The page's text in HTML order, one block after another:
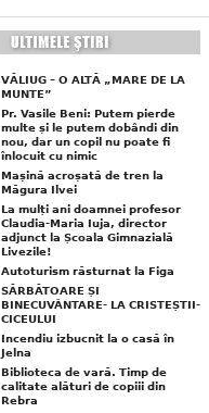
VĂLIUG – O ALTĂ „MARE DE LA
MUNTE”
Pr. Vasile Beni: Putem pierde
multe și le putem dobândi din
nou, dar un copil nu poate fi
înlocuit cu nimic
Mașină acroșată de tren la
Măgura Ilvei
La mulți ani doamnei profesor
Claudia-Maria Iuja, director
adjunct la Școala Gimnazială
Livezile!
Autoturism răsturnat la Figa
SĂRBĂTOARE ȘI
BINECUVÂNTARE- LA CRISTEȘTII-
CICEULUI
Incendiu izbucnit la o casă în
Jelna
Biblioteca de vară. Timp de
calitate alături de copiii din
Rebra